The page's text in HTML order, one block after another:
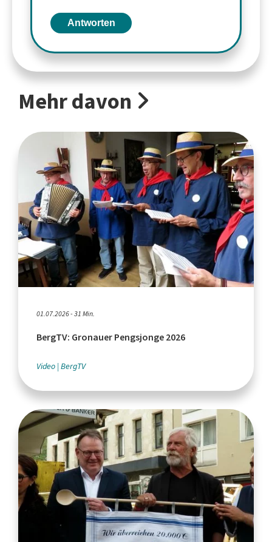
Antworten
Mehr davon
01.07.2026 - 31 Min.
BergTV: Gronauer Pengsjonge 2026
Video BergTV